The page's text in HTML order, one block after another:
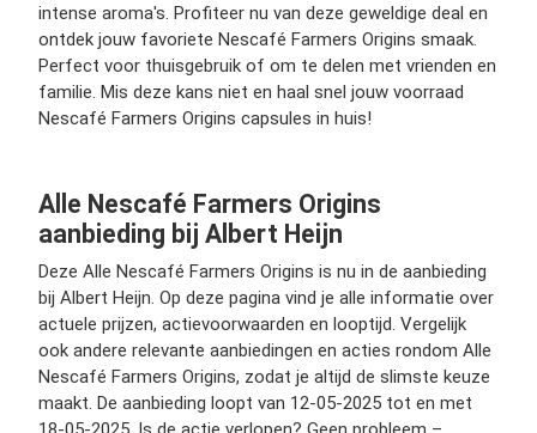
intense aroma's. Profiteer nu van deze geweldige deal en
ontdek jouw favoriete Nescafé Farmers Origins smaak.
Perfect voor thuisgebruik of om te delen met vrienden en
familie. Mis deze kans niet en haal snel jouw voorraad
Nescafé Farmers Origins capsules in huis!
Alle Nescafé Farmers Origins
aanbieding bij Albert Heijn
Deze Alle Nescafé Farmers Origins is nu in de aanbieding
bij Albert Heijn. Op deze pagina vind je alle informatie over
actuele prijzen, actievoorwaarden en looptijd. Vergelijk
ook andere relevante aanbiedingen en acties rondom Alle
Nescafé Farmers Origins, zodat je altijd de slimste keuze
maakt. De aanbieding loopt van 12-05-2025 tot en met